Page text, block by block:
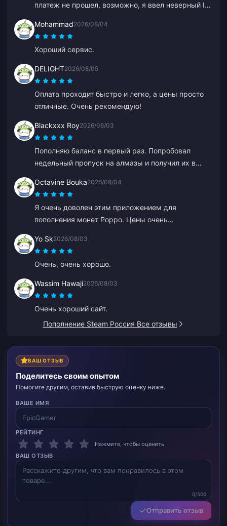
платеж не прошел, возможно, я ввел неверный ID.
средств. Вторая попытка прошла без каких-либо
проблем. Буду продолжать пользоваться сайтом.
Mohammad2026/08/04
Хороший сервис.
DELIGHT2026/08/05
Оплата проходит быстро и легко, а цены просто
отличные. Очень рекомендую!
Blackxxx Roy2026/08/03
Пополняю баланс в первый раз. Попробовал
недельный пропуск на алмазы и получил их в
Octavine Bouka2026/08/04
Я очень доволен этим приложением для
пополнения монет Poppo. Цены очень
безопасности при покупке. Очень рекомендую
всем, спасибо.
Yo Sk2026/08/03
Очень, очень хорошо.
Wassim Hawaji2026/08/03
Очень хороший сайт.
Пополнение Steam Россия Все отзывы
ВАШ ОТЗЫВ
Поделитесь своим опытом
Помогите другим, оставив быструю оценку ниже.
ВАШЕ ИМЯ
РЕЙТИНГ
Нажмите, чтобы оценить
ВАШ ОТЗЫВ
0/500
Отправить отзыв